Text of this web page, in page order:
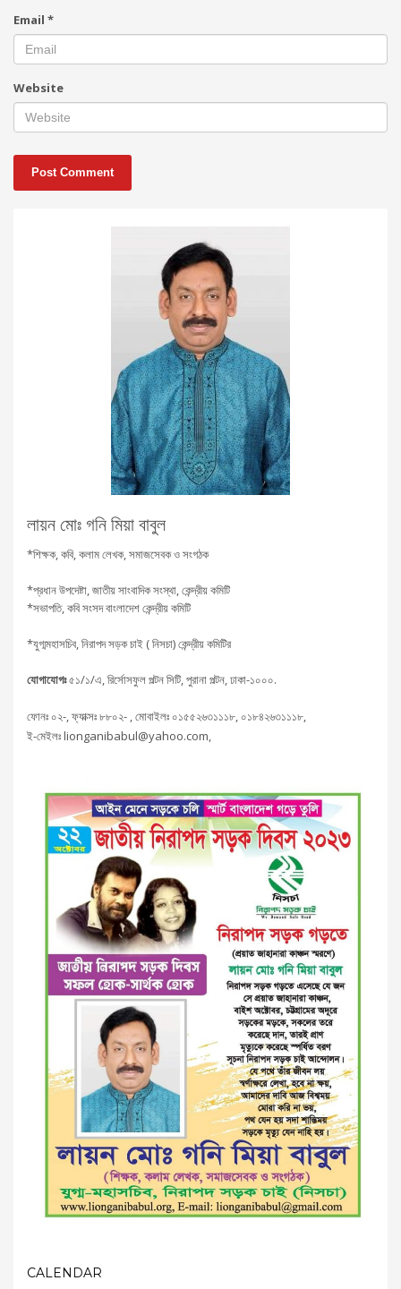
Email *
Website
লায়ন মোঃ গনি মিয়া বাবুল
*শিক্ষক, কবি, কলাম লেখক, সমাজসেবক ও সংগঠক
*প্রধান উপদেষ্টা, জাতীয় সাংবাদিক সংস্থা, কেন্দ্রীয় কমিটি
*সভাপতি, কবি সংসদ বাংলাদেশ কেন্দ্রীয় কমিটি
*যুগ্মমহাসচিব, নিরাপদ সড়ক চাই ( নিসচা) কেন্দ্রীয় কমিটির
যোগাযোগঃ৫১/১/এ, রির্সোসফুল পল্টন সিটি, পুরানা পল্টন, ঢাকা-১০০০.
ফোনঃ ০২-, ফ্যাক্সঃ ৮৮০২- , মোবাইলঃ ০১৫৫২৬৩১১১৮, ০১৮৪২৬৩১১১৮,
ই-মেইলঃ lionganibabul@yahoo.com,
CALENDAR